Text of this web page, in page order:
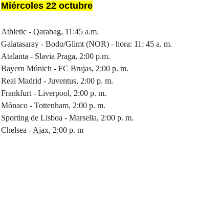
Miércoles 22 octubre
Athletic - Qarabag, 11:45 a.m.
Galatasaray - Bodo/Glimt (NOR) - hora: 11: 45 a. m.
Atalanta - Slavia Praga, 2:00 p.m.
Bayern Múnich - FC Brujas, 2:00 p. m.
Real Madrid - Juventus, 2:00 p. m.
Frankfurt - Liverpool, 2:00 p. m.
Mónaco - Tottenham, 2:00 p. m.
Sporting de Lisboa - Marsella, 2:00 p. m.
Chelsea - Ajax, 2:00 p. m